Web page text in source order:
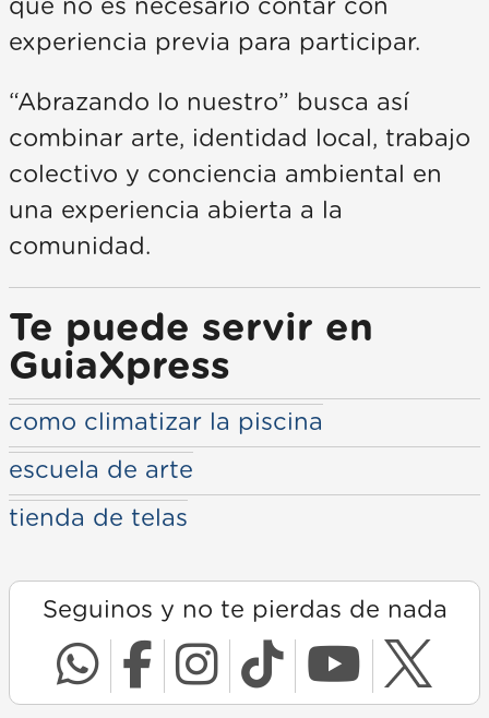
que no es necesario contar con
experiencia previa para participar.
“Abrazando lo nuestro” busca así
combinar arte, identidad local, trabajo
colectivo y conciencia ambiental en
una experiencia abierta a la
comunidad.
Te puede servir en
GuiaXpress
como climatizar la piscina
escuela de arte
tienda de telas
Seguinos y no te pierdas de nada